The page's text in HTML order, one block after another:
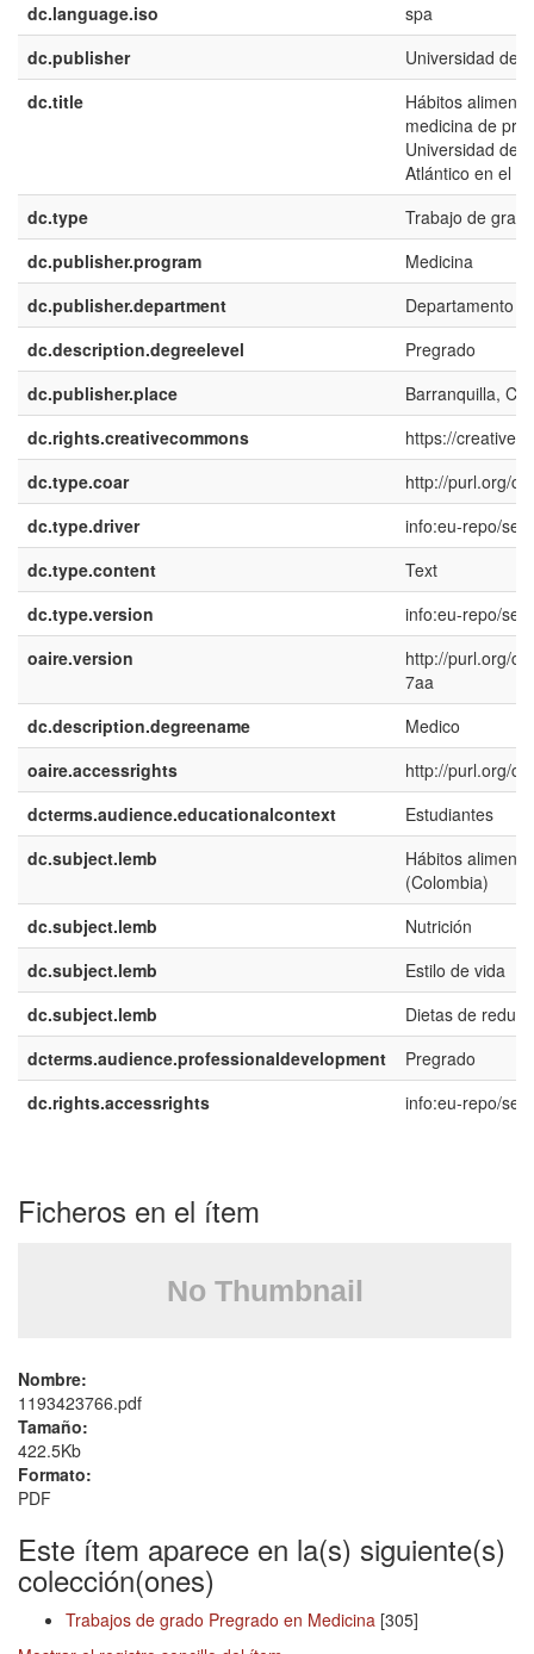
dc.language.iso
spa
dc.publisher
Universidad del
dc.title
Hábitos
medicina de
Universidad del
Atlántico en el
dc.type
Trabajo de
dc.publisher.program
Medicina
dc.publisher.department
Departamento
dc.description.degreelevel
Pregrado
dc.publisher.place
Barranquilla,
dc.rights.creativecommons
https://
dc.type.coar
http://purl.org/
dc.type.driver
info:eu-repo/
dc.type.content
Text
dc.type.version
info:eu-repo/
oaire.version
http://purl.org/
7aa
dc.description.degreename
Medico
oaire.accessrights
http://purl.org/
dcterms.audience.educationalcontext
Estudiantes
dc.subject.lemb
Hábitos
(Colombia)
dc.subject.lemb
Nutrición
dc.subject.lemb
Estilo de vida
dc.subject.lemb
Dietas de
dcterms.audience.professionaldevelopment
Pregrado
dc.rights.accessrights
info:eu-repo/
Ficheros en el ítem
Nombre:
1193423766.pdf
Tamaño:
422.5Kb
Formato:
PDF
Este ítem aparece en la(s) siguiente(s)
colección(ones)
Trabajos de grado Pregrado en Medicina [305]